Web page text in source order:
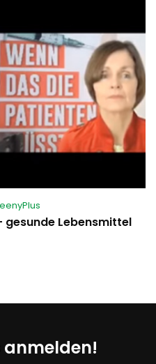
gesunde Lebensmittel
anmelden!